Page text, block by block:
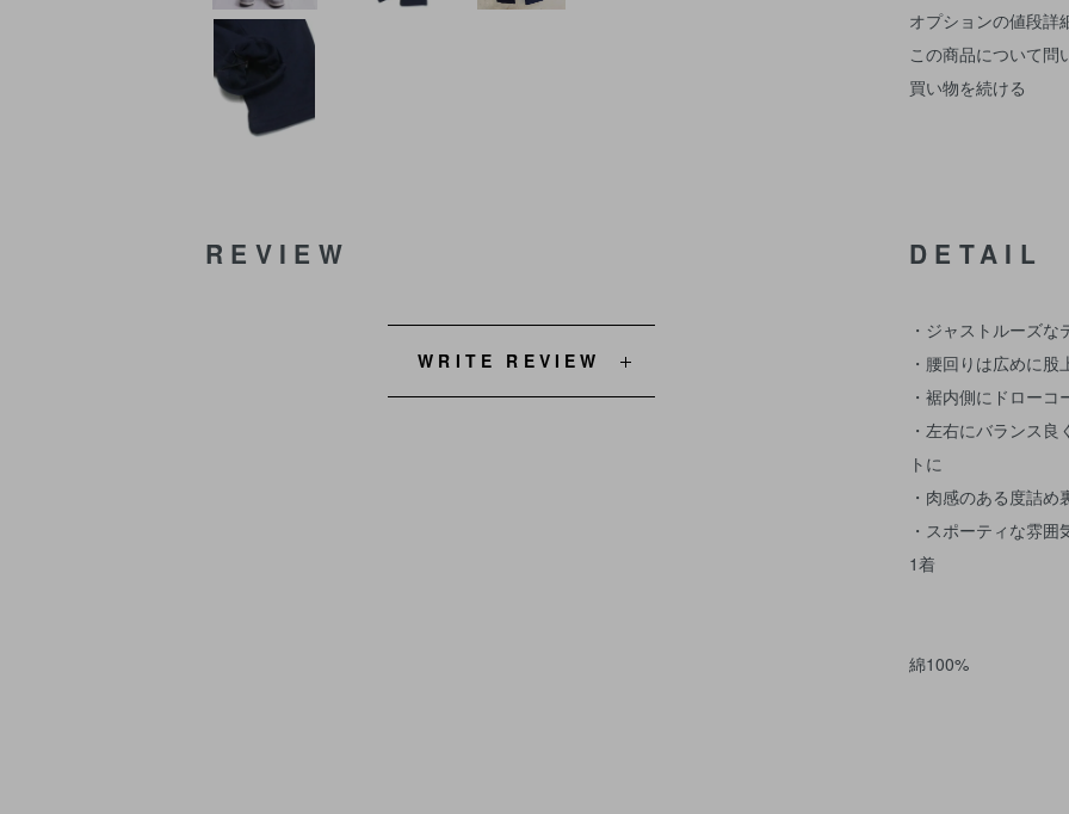
オプションの値段詳
この商品について問
買い物を続ける
DETAIL
・ジャストルーズ
・腰回りは広めに
・裾内側にドローコ
・左右にバランス
トに
・肉感のある度詰
・スポーティな雰
1着
綿100%
REVIEW
WRITE REVIEW